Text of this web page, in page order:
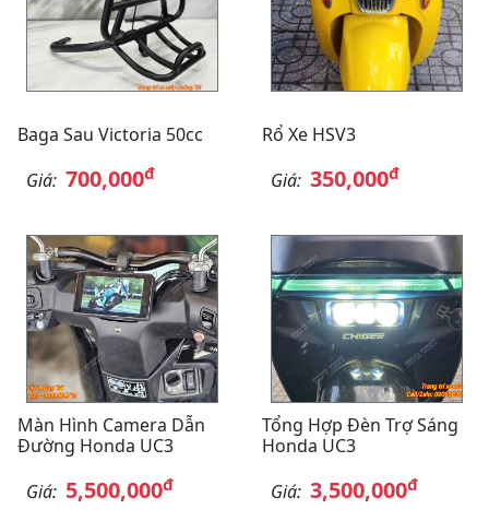
Baga Sau Victoria 50cc
Giá: 700,000đ
Rổ Xe HSV3
Giá: 350,000đ
Màn Hình Camera Dẫn
Đường Honda UC3
Giá: 5,500,000đ
Tổng Hợp Đèn Trợ Sáng
Honda UC3
Giá: 3,500,000đ